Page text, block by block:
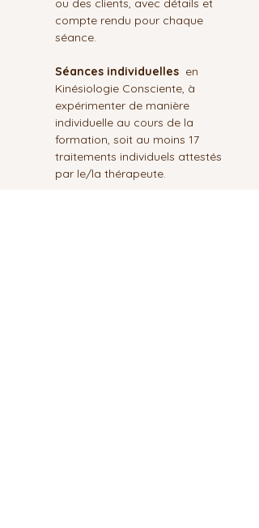
ou des clients, avec détails et
compte rendu pour chaque
séance.
Séances individuelles en
Kinésiologie Consciente, à
expérimenter de manière
individuelle au cours de la
formation, soit au moins 17
traitements individuels attestés
par le/la thérapeute.